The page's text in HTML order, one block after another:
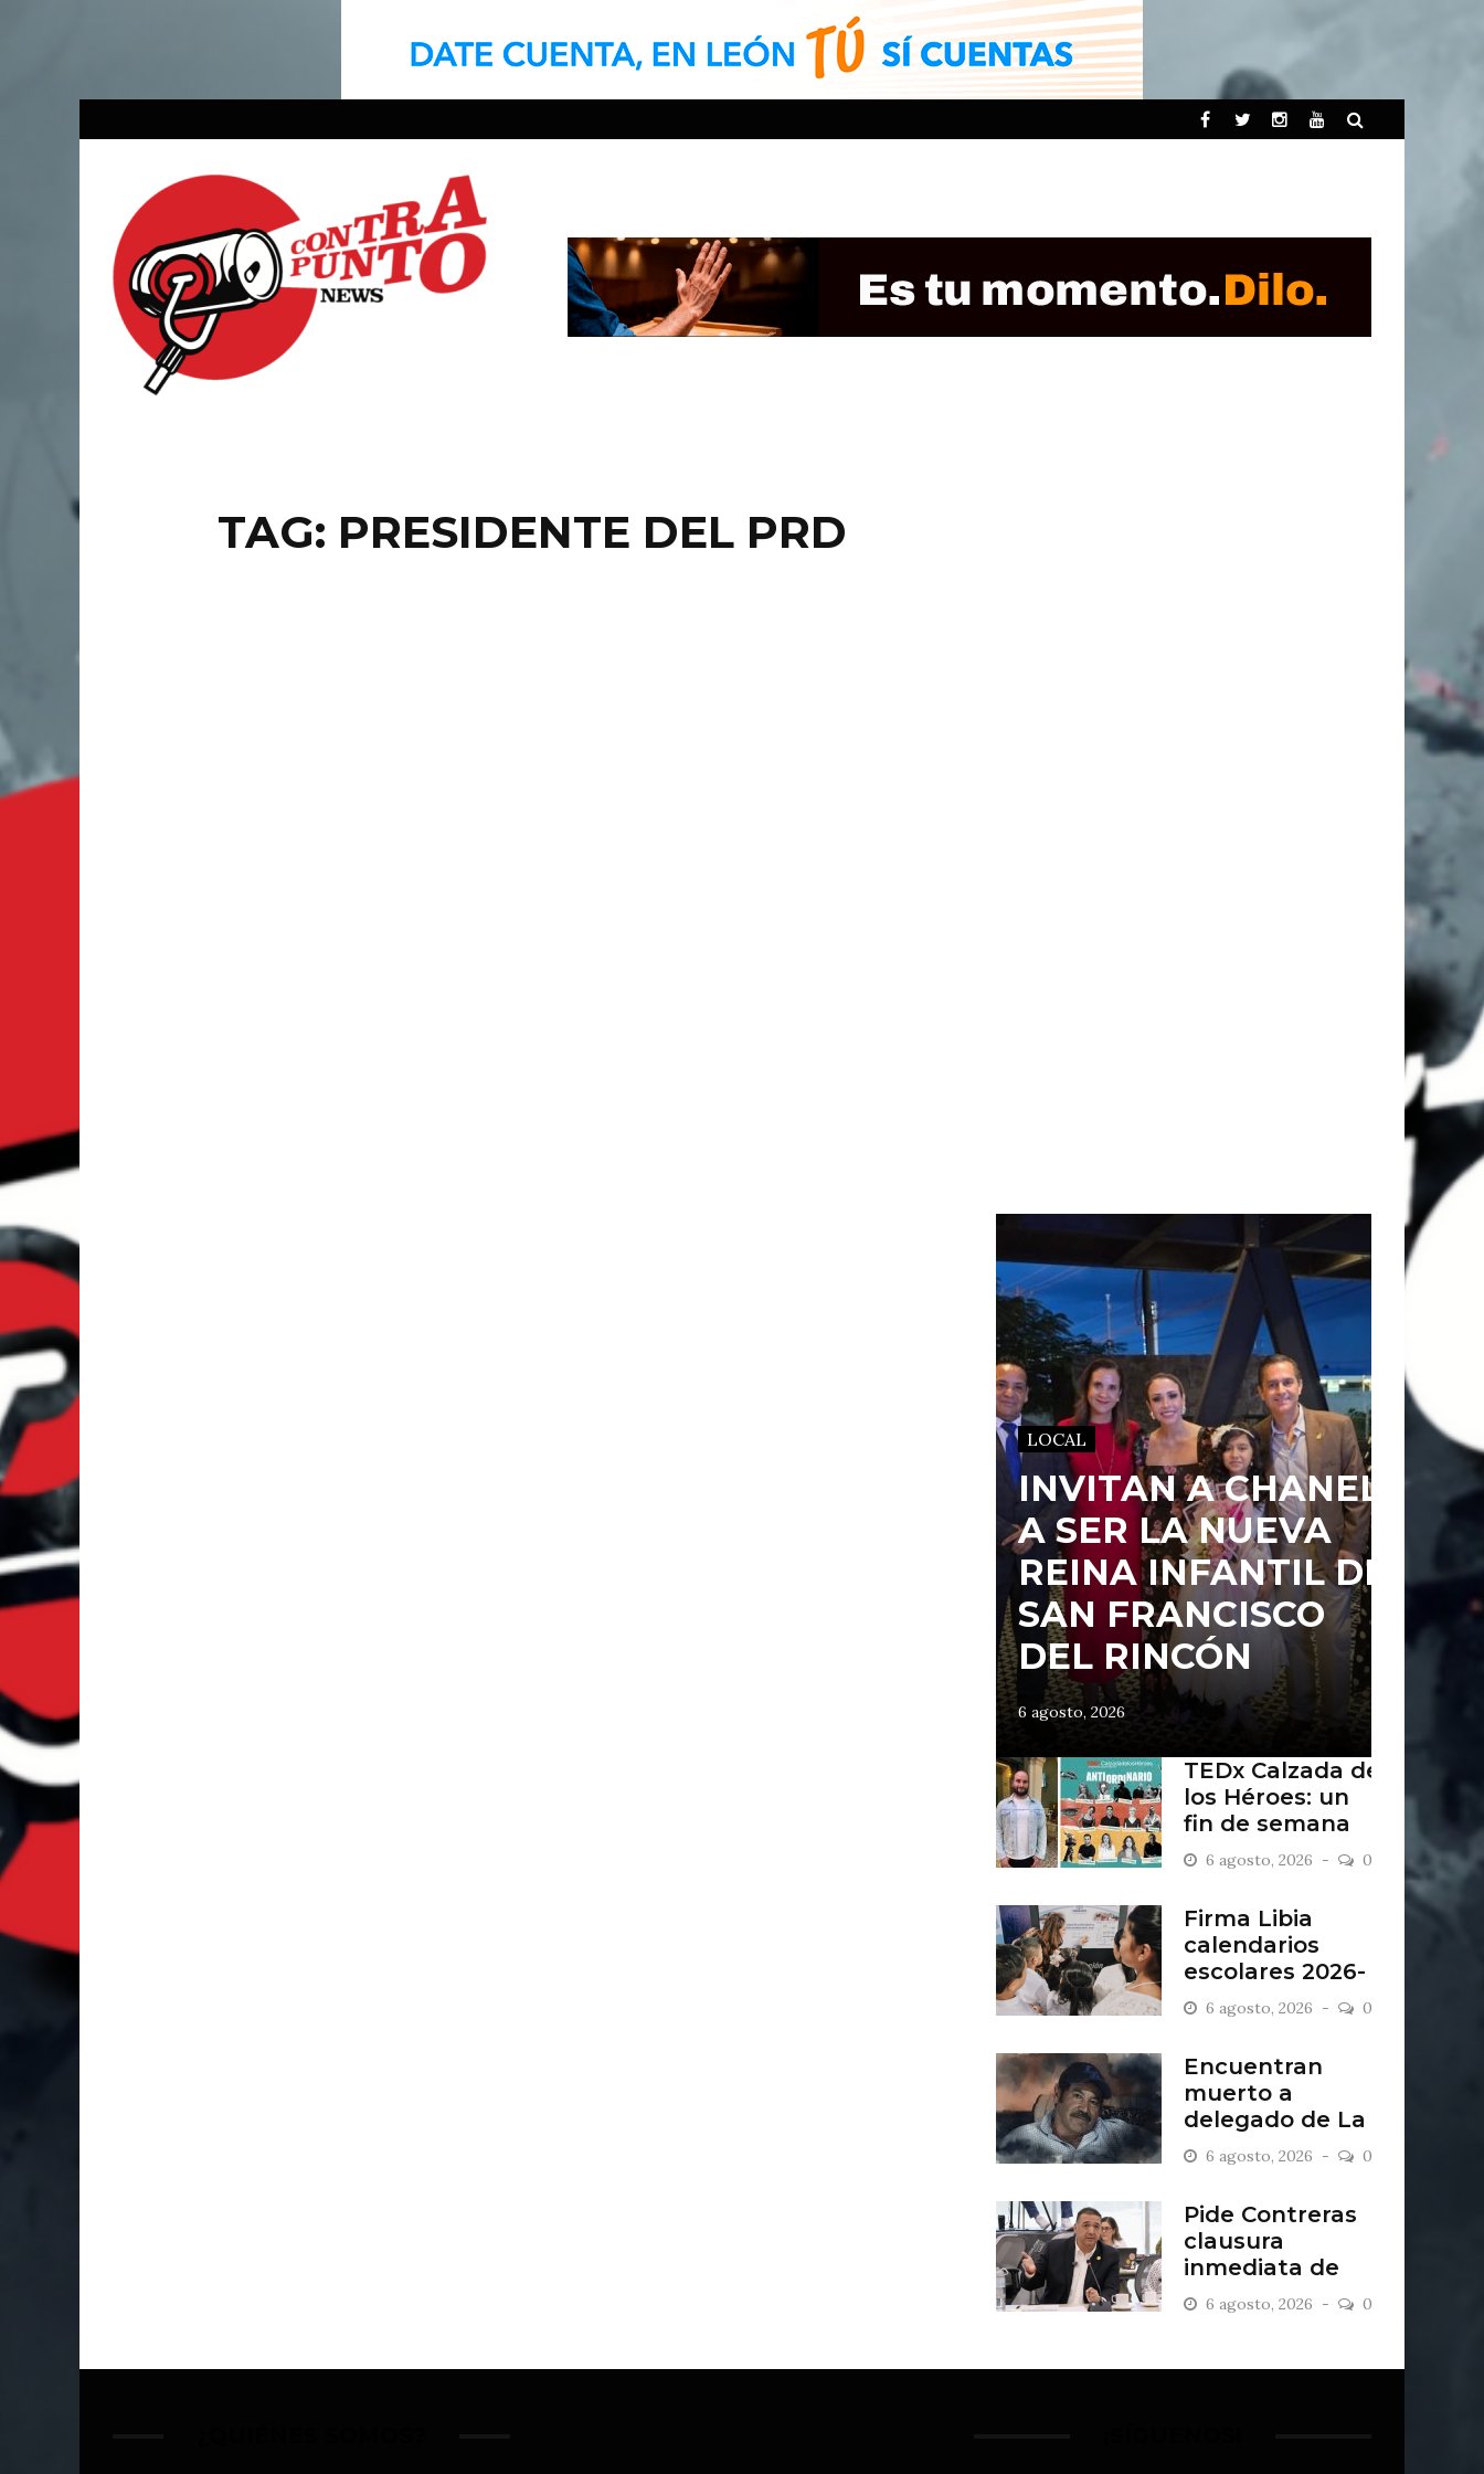
TAG: PRESIDENTE DEL PRD
LOCAL
INVITAN A CHANEL
A SER LA NUEVA
REINA INFANTIL DE
SAN FRANCISCO
DEL RINCÓN
6 agosto, 2026
TEDx Calzada de
los Héroes: un
fin de semana
“Antiordinario”
en León
6 agosto, 2026 0
Firma Libia
calendarios
escolares 2026-
2027
6 agosto, 2026 0
Encuentran
muerto a
delegado de La
Sandía
6 agosto, 2026 0
Pide Contreras
clausura
inmediata de
escombrera “Los
Lopez”
6 agosto, 2026 0